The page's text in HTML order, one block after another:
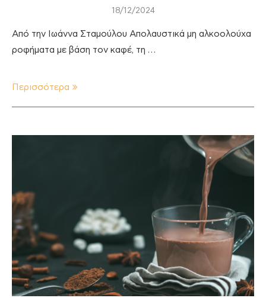
18/12/2024
Από την Ιωάννα Σταμούλου Απολαυστικά μη αλκοολούχα
ροφήματα με βάση τον καφέ, τη …
Περισσότερα